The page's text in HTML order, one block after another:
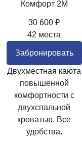
Комфорт 2M
30 600 ₽
42 места
Забронировать
Двухместная каюта
повышенной
комфортности с
двухспальной
кроватью. Все
удобства.